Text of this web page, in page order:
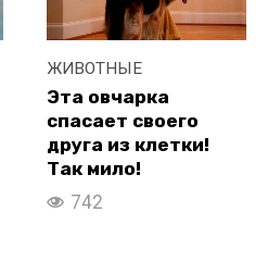
ЖИВОТНЫЕ
Эта овчарка
спасает своего
друга из клетки!
Так мило!
742